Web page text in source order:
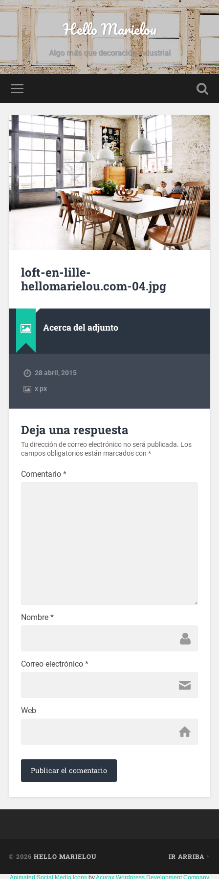
Hello Marielou
Algo más que decoración industrial
loft-en-lille-
hellomarielou.com-04.jpg
Acerca del adjunto
28 abril, 2015
xpx
Deja una respuesta
Tu dirección de correo electrónico no será publicada. Los
campos obligatorios están marcados con *
Comentario *
Nombre *
Correo electrónico *
Web
© 2026 HELLO MARIELOU IR ARRIBA ↑